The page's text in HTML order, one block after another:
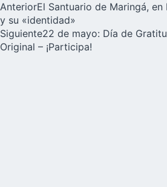
AnteriorEl Santuario de Maringá, en
y su «identidad»
Siguiente22 de mayo: Día de
Original – ¡Participa!